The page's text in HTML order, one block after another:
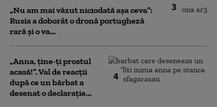
3
„Nu am mai văzut niciodată așa ceva”:
Rusia a doborât o dronă portugheză
rară și o va...
4
„Anna, ţine-ţi prostul
acasă!”. Val de reacții
după ce un bărbat a
desenat o declarație...